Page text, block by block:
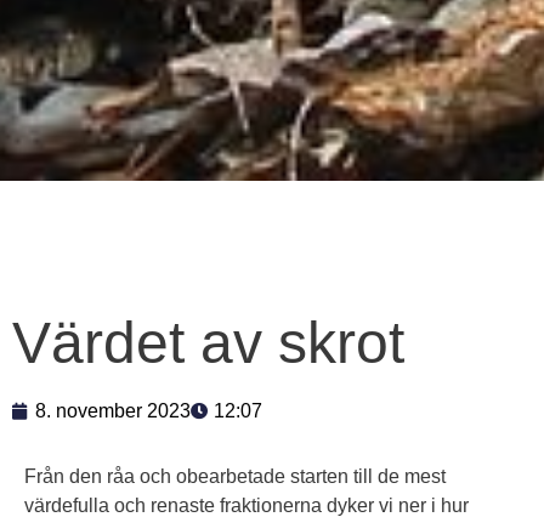
Värdet av skrot
8. november 2023 12:07
Från den råa och obearbetade starten till de mest
värdefulla och renaste fraktionerna dyker vi ner i hur